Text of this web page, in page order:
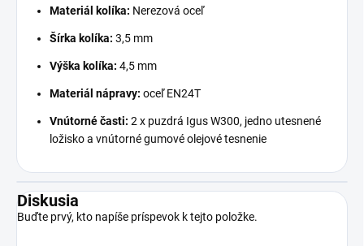
Materiál kolíka: Nerezová oceľ
Šírka kolíka: 3,5 mm
Výška kolíka: 4,5 mm
Materiál nápravy: oceľ EN24T
Vnútorné časti: 2 x puzdrá Igus W300, jedno utesnené
ložisko a vnútorné gumové olejové tesnenie
Diskusia
Buďte prvý, kto napíše príspevok k tejto položke.